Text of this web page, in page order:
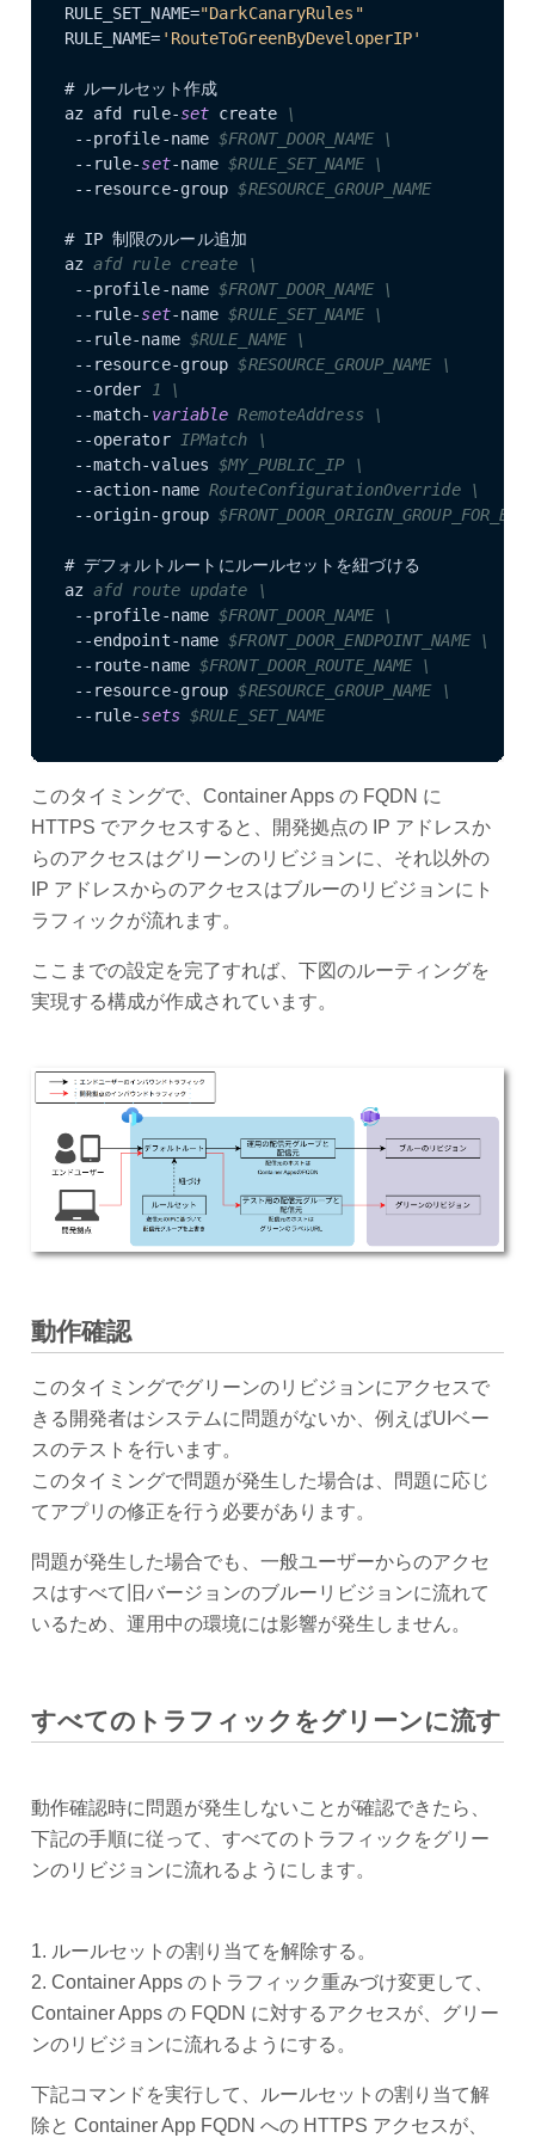
RULE_SET_NAME="DarkCanaryRules"
RULE_NAME= 'RouteToGreenByDeveloperIP'
# ルールセット作成
az afd rule-set create
\
--profile-name $FRONT_DOOR_NAME \
--rule-set-name $RULE_SET_NAME \
--resource-group $RESOURCE_GROUP_NAME
# IP 制限のルール追加
az afd rule create \
--profile-name $FRONT_DOOR_NAME \
--rule-set-name $RULE_SET_NAME \
--rule-name $RULE_NAME \
--resource-group $RESOURCE_GROUP_NAME \
--order 1 \
--match- variable RemoteAddress \
--operator IPMatch \
--match-values $MY_PUBLIC_IP \
--action-name RouteConfigurationOverride \
--origin-group
# デフォルトルートにルールセットを紐づける
az afd route update \
--profile-name $FRONT_DOOR_NAME \
--endpoint-name $FRONT_DOOR_ENDPOINT_NAME \
--route-name $FRONT_DOOR_ROUTE_NAME \
--resource-group $RESOURCE_GROUP_NAME \
--rule-sets $RULE_SET_NAME
このタイミングで、Container Apps の FQDN に
HTTPS でアクセスすると、開発拠点の IP アドレスか
らのアクセスはグリーンのリビジョンに、それ以外の
IP アドレスからのアクセスはブルーのリビジョンにト
ラフィックが流れます。
ここまでの設定を完了すれば、下図のルーティングを
実現する構成が作成されています。
動作確認
このタイミングでグリーンのリビジョンにアクセスで
きる開発者はシステムに問題がないか、例えばUIベー
スのテストを行います。
このタイミングで問題が発生した場合は、問題に応じ
てアプリの修正を行う必要があります。
問題が発生した場合でも、一般ユーザーからのアクセ
スはすべて旧バージョンのブルーリビジョンに流れて
いるため、運用中の環境には影響が発生しません。
すべてのトラフィックをグリーンに流す
動作確認時に問題が発生しないことが確認できたら、
下記の手順に従って、すべてのトラフィックをグリー
ンのリビジョンに流れるようにします。
1. ルールセットの割り当てを解除する。
2. Container Apps のトラフィック重みづけ変更して、
Container Apps の FQDN に対するアクセスが、グリー
ンのリビジョンに流れるようにする。
下記コマンドを実行して、ルールセットの割り当て解
除と Container App FQDN への HTTPS アクセスが、